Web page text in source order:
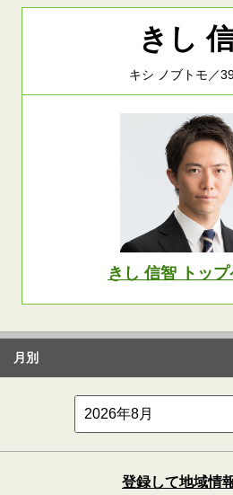
きし
キシ ノブトモ／
きし 信智 トッ
月別
登録して地域情